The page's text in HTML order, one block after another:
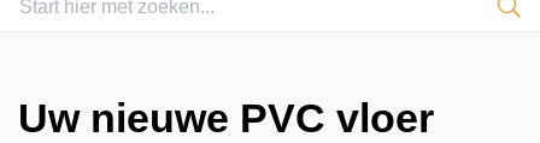
Uw nieuwe PVC vloer